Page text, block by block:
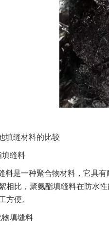
填缝材料的比较
填缝料
料是一种聚合物材料，它具
相比，聚氨酯填缝料在防水
方便。
物填缝料